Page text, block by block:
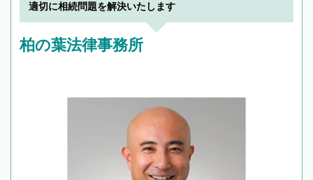
適切に相続問題を解決いたします
柏の葉法律事務所